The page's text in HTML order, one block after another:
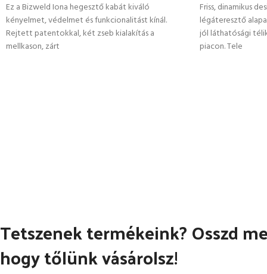
Ez a Bizweld Iona hegesztő kabát kiváló
kényelmet, védelmet és funkcionalitást kínál.
Rejtett patentokkal, két zseb kialakítás a
mellkason, zárt
Friss, dinamikus
légáteresztő
jól láthatósági
piacon. Tele
Tetszenek termékeink? Osszd
hogy tőlünk vásárolsz!